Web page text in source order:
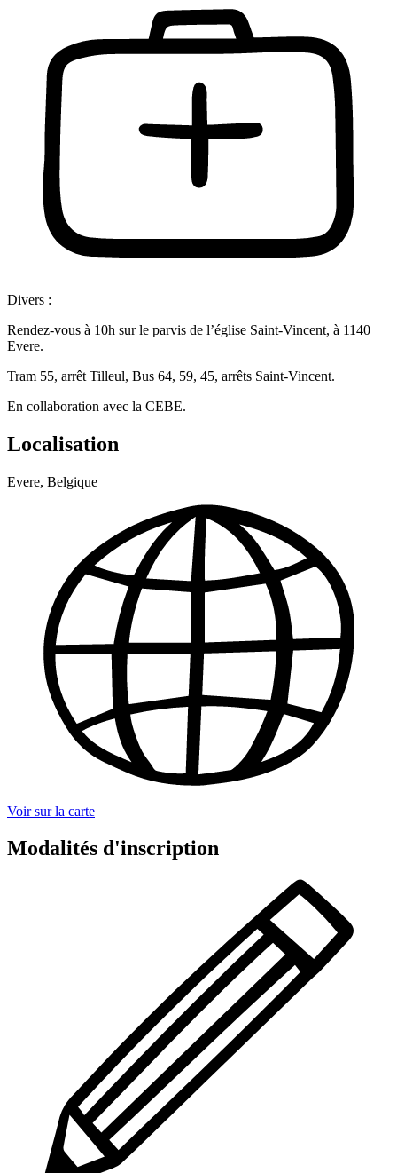
Divers :
Rendez-vous à 10h sur le parvis de l’église Saint-Vincent, à 1140
Evere.
Tram 55, arrêt Tilleul, Bus 64, 59, 45, arrêts Saint-Vincent.
En collaboration avec la CEBE.
Localisation
Evere, Belgique
Voir sur la carte
Modalités d'inscription